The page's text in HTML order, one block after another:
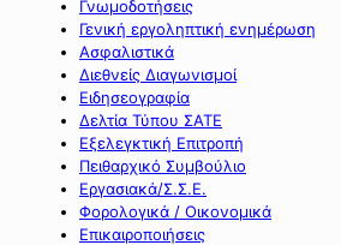
Γνωμοδοτήσεις
Γενική εργοληπτική ενημέρωση
Ασφαλιστικά
Διεθνείς Διαγωνισμοί
Ειδησεογραφία
Δελτία Τύπου ΣΑΤΕ
Εξελεγκτική Επιτροπή
Πειθαρχικό Συμβούλιο
Εργασιακά/Σ.Σ.Ε.
Φορολογικά / Οικονομικά
Επικαιροποιήσεις